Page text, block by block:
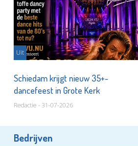
Uit
Schiedam krijgt nieuw 35+-
dancefeest in Grote Kerk
Redactie - 31-07-2026
Bedrijven